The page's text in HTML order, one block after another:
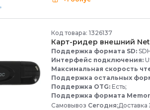
Код товара: 1326137
Карт-ридер внешний
Поддержка формата SD:
Интерфейс подключения:
Максимальная скорость
Поддержка остальных
Поддержка OTG: Есть;
Поддержка формата
Самовывоз Сегодня;Доставка